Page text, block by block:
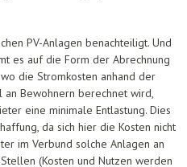
PV-Anlagen benachteiligt. Und
es auf die Form der Abrechnung
die Stromkosten anhand der
Bewohnern berechnet wird,
eine minimale Entlastung. Dies
da sich hier die Kosten nicht
im Verbund solche Anlagen an
(Kosten und Nutzen werden